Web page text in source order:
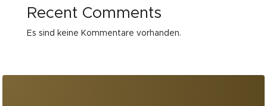
Recent Comments
Es sind keine Kommentare vorhanden.